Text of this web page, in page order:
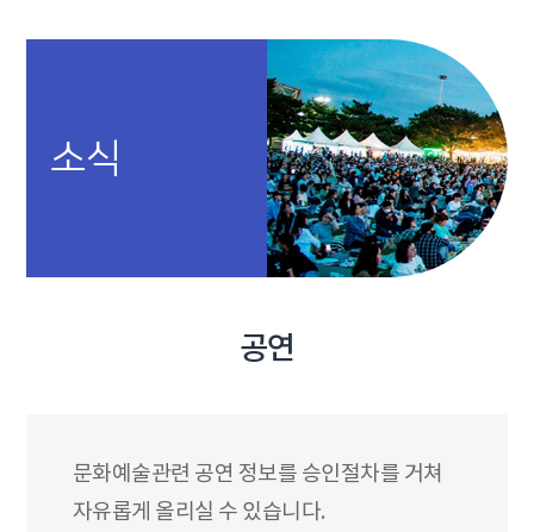
소식
공연
문화예술관련 공연 정보를 승인절차를 거쳐
자유롭게 올리실 수 있습니다.